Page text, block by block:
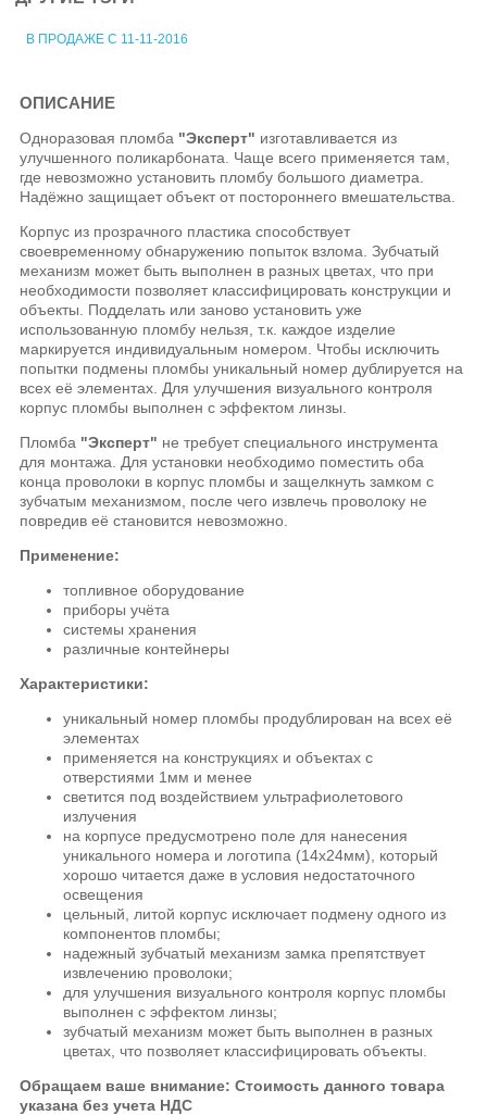
В ПРОДАЖЕ С 11-11-2016
ОПИСАНИЕ
Одноразовая пломба "Эксперт" изготавливается из
улучшенного поликарбоната. Чаще всего применяется там,
где невозможно установить пломбу большого диаметра.
Надёжно защищает объект от постороннего вмешательства.
Корпус из прозрачного пластика способствует
своевременному обнаружению попыток взлома. Зубчатый
механизм может быть выполнен в разных цветах, что при
необходимости позволяет классифицировать конструкции и
объекты. Подделать или заново установить уже
использованную пломбу нельзя, т.к. каждое изделие
маркируется индивидуальным номером. Чтобы исключить
попытки подмены пломбы уникальный номер дублируется на
всех её элементах. Для улучшения визуального контроля
корпус пломбы выполнен с эффектом линзы.
Пломба "Эксперт" не требует специального инструмента
для монтажа. Для установки необходимо поместить оба
конца проволоки в корпус пломбы и защелкнуть замком с
зубчатым механизмом, после чего извлечь проволоку не
повредив её становится невозможно.
Применение:
топливное оборудование
приборы учёта
системы хранения
различные контейнеры
Характеристики:
уникальный номер пломбы продублирован на всех её
элементах
применяется на конструкциях и объектах с
отверстиями 1мм и менее
светится под воздействием ультрафиолетового
излучения
на корпусе предусмотрено поле для нанесения
уникального номера и логотипа (14х24мм), который
хорошо читается даже в условия недостаточного
освещения
цельный, литой корпус исключает подмену одного из
компонентов пломбы;
надежный зубчатый механизм замка препятствует
извлечению проволоки;
для улучшения визуального контроля корпус пломбы
выполнен с эффектом линзы;
зубчатый механизм может быть выполнен в разных
цветах, что позволяет классифицировать объекты.
Обращаем ваше внимание: Стоимость данного товара
указана без учета НДС